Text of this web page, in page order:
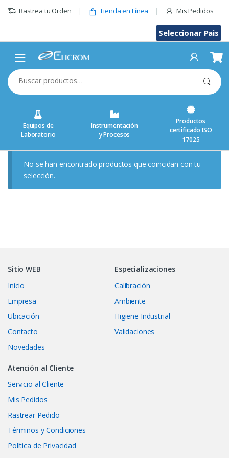
Rastrea tu Orden Tienda en Línea Mis Pedidos
Seleccionar Pais
Buscar
por:
Equipos de
Laboratorio
Instrumentación
y Procesos
Productos
certificado ISO
17025
No se han encontrado productos que coincidan con tu
selección.
Sitio WEB
Inicio
Empresa
Ubicación
Contacto
Novedades
Especializaciones
Calibración
Ambiente
Higiene Industrial
Validaciones
Atención al Cliente
Servicio al Cliente
Mis Pedidos
Rastrear Pedido
Términos y Condiciones
Política de Privacidad